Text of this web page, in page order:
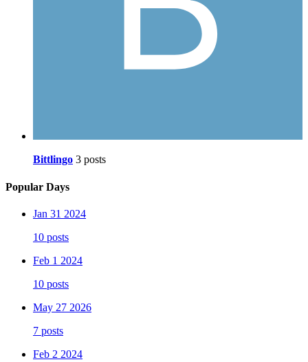
Bittlingo 3 posts
Popular Days
Jan 31 2024
10 posts
Feb 1 2024
10 posts
May 27 2026
7 posts
Feb 2 2024